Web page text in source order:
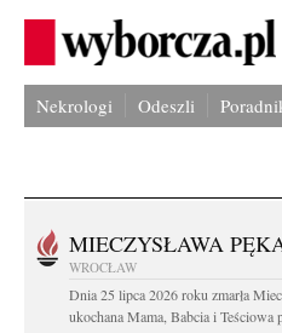
Nekrologi Odeszli
MIECZYSŁAWA
WROCŁAW
Dnia 25 lipca 2026 roku zmarła
ukochana Mama, Babcia i Teściowa